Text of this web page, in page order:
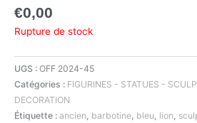
€0,00
Rupture de stock
UGS : OFF 2024-45
Catégories : FIGURINES - STATUES -
DECORATION
Étiquette : ancien barbotine bleu lion